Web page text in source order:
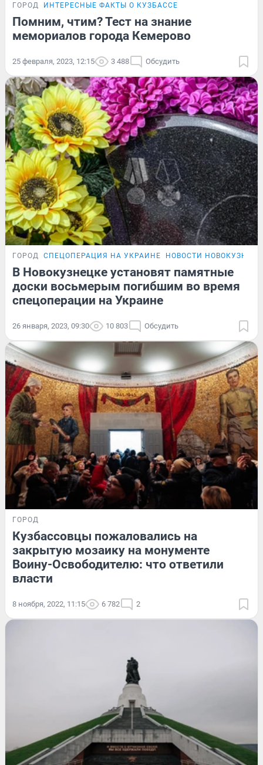
ГОРОД ИНТЕРЕСНЫЕ ФАКТЫ О КУЗБАССЕ
Помним, чтим? Тест на знание
мемориалов города Кемерово
25 февраля, 2023, 12:15 3 488 Обсудить
ГОРОД СПЕЦОПЕРАЦИЯ НА УКРАИНЕ НОВОСТИ
В Новокузнецке установят памятные
доски восьмерым погибшим во время
спецоперации на Украине
26 января, 2023, 09:30 10 803 Обсудить
ГОРОД
Кузбассовцы пожаловались на
закрытую мозаику на монументе
Воину-Освободителю: что ответили
власти
8 ноября, 2022, 11:15 6 782 2